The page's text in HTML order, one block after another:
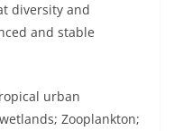
diversity and
and stable
urban
Zooplankton;